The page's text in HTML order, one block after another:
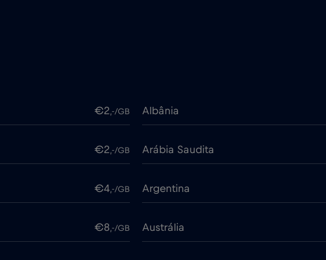
€2,-/GB Albânia
€2,-/GB Arábia Saudita
€4,-/GB Argentina
€8,-/GB Austrália